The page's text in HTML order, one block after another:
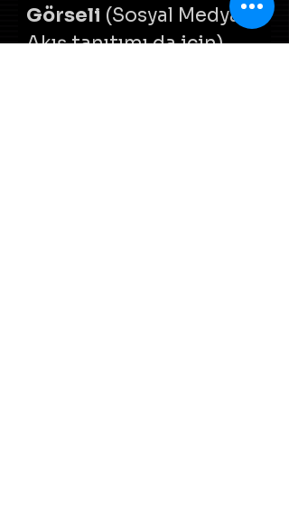
Görseli (Sosyal Medya
Akış tanıtımı da için)